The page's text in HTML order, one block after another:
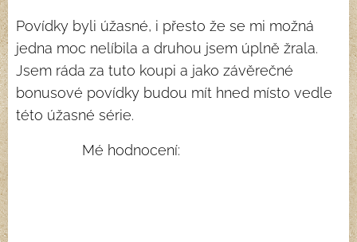
Povídky byli úžasné, i přesto že se mi možná
jedna moc nelíbila a druhou jsem úplně žrala.
Jsem ráda za tuto koupi a jako závěrečné
bonusové povídky budou mít hned místo vedle
této úžasné série.
Mé hodnocení: ⭐⭐⭐⭐⭐